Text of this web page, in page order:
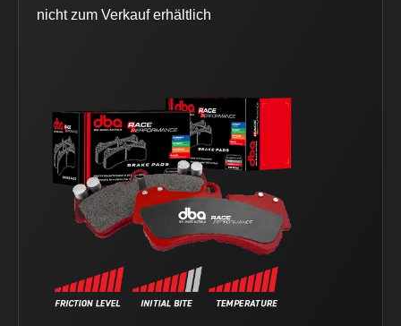
nicht zum Verkauf erhältlich